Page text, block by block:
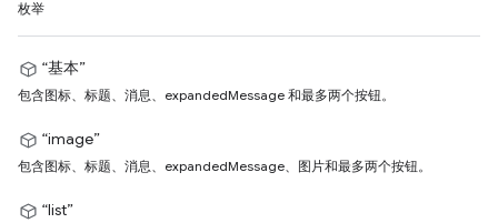
枚举
“基本”
包含图标、标题、消息、expandedMessage 和最多两个按钮。
“image”
包含图标、标题、消息、expandedMessage、图片和最多两个按钮。
“list”